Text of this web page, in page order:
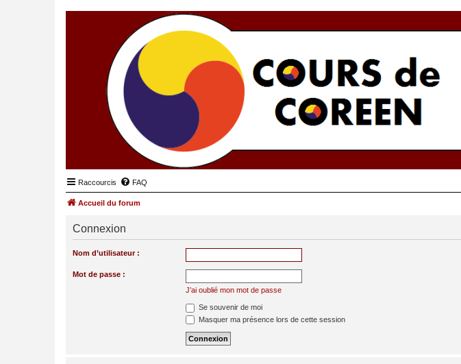
Raccourcis FAQ
Accueil du forum
Connexion
Nom d’utilisateur :
Mot de passe :
J’ai oublié mon mot de passe
Se souvenir de moi
Masquer ma présence lors de cette session